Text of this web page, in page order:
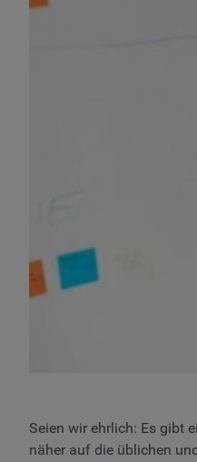
Seien wir ehrlich: Es gibt
näher auf die üblichen